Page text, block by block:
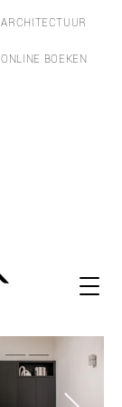
ARCHITECTUUR
ONLINE BOEKEN